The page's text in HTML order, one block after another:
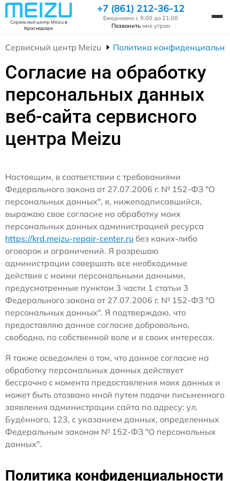
Сервисный центр Meizuв
Краснодаре
+7 (861) 212-36-12
Ежедневно с 9:00 до 21:00
Позвонить мне утром
Сервисный центр Meizu Политика
Согласие на обработку
персональных данных
веб-сайта сервисного
центра Meizu
Настоящим, в соответствии с требованиями
Федерального закона от 27.07.2006 г. № 152-ФЗ "О
персональных данных", я, нижеподписавшийся,
выражаю свое согласие на обработку моих
персональных данных администрацией ресурса
https://krd.meizu-repair-center.ru без каких-либо
оговорок и ограничений. Я разрешаю
администрации совершать все необходимые
действия с моими персональными данными,
предусмотренные пунктом 3 части 1 статьи 3
Федерального закона от 27.07.2006 г. № 152-ФЗ "О
персональных данных". Я подтверждаю, что
предоставляю данное согласие добровольно,
свободно, по собственной воле и в своих интересах.
Я также осведомлен о том, что данное согласие на
обработку персональных данных действует
бессрочно с момента предоставления моих данных и
может быть отозвано мной путем подачи письменного
заявления администрации сайта по адресу: ул.
Будённого, 123, с указанием данных, определенных
Федеральным законом № 152-ФЗ "О персональных
данных".
Политика конфиденциальности